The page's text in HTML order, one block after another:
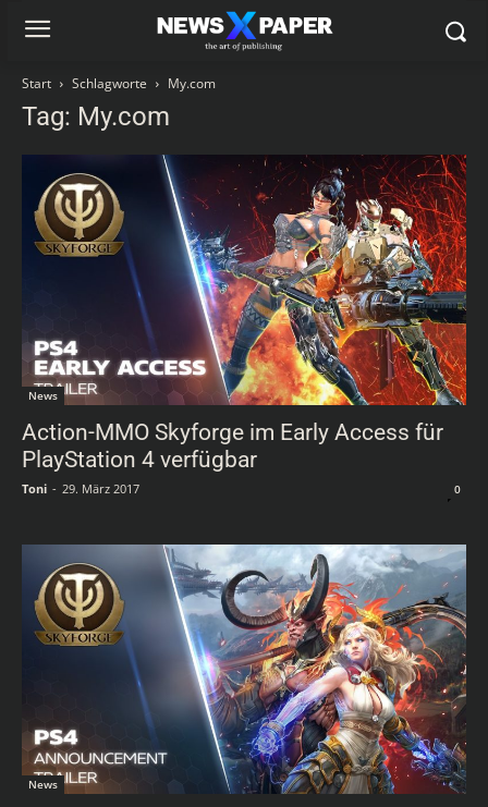
Start Schlagworte My.com
Tag: My.com
News
Action-MMO Skyforge im Early Access für
PlayStation 4 verfügbar
Toni - 29. März 2017 0
News